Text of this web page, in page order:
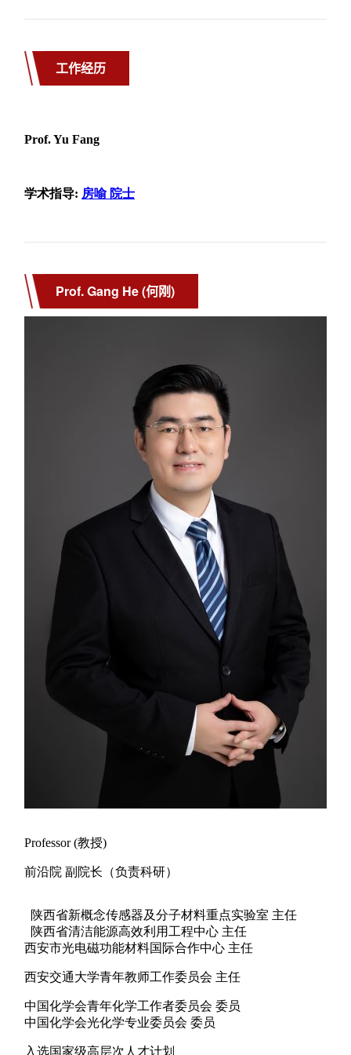
工作经历
Prof. Gang He (何刚)